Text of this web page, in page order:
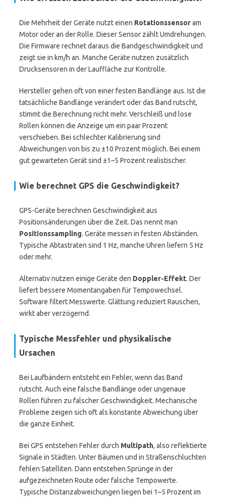
Die Mehrheit der Geräte nutzt einen Rotationssensoram
Motor oder an der Rolle. Dieser Sensor zählt Umdrehungen.
Die Firmware rechnet daraus die Bandgeschwindigkeit und
zeigt sie in km/h an. Manche Geräte nutzen zusätzlich
Drucksensoren in der Lauffläche zur Kontrolle.
Hersteller gehen oft von einer festen Bandlänge aus. Ist die
tatsächliche Bandlänge verändert oder das Band rutscht,
stimmt die Berechnung nicht mehr. Verschleiß und lose
Rollen können die Anzeige um ein paar Prozent
verschieben. Bei schlechter Kalibrierung sind
Abweichungen von bis zu ±10 Prozent möglich. Bei einem
gut gewarteten Gerät sind ±1–5 Prozent realistischer.
Wie berechnet GPS die Geschwindigkeit?
GPS-Geräte berechnen Geschwindigkeit aus
Positionsänderungen über die Zeit. Das nennt man
Positionssampling. Geräte messen in festen Abständen.
Typische Abtastraten sind 1 Hz, manche Uhren liefern 5 Hz
oder mehr.
Alternativ nutzen einige Geräte den Doppler-Effekt. Der
liefert bessere Momentangaben für Tempowechsel.
Software filtert Messwerte. Glättung reduziert Rauschen,
wirkt aber verzögernd.
Typische Messfehler und physikalische
Ursachen
Bei Laufbändern entsteht ein Fehler, wenn das Band
rutscht. Auch eine falsche Bandlänge oder ungenaue
Rollen führen zu falscher Geschwindigkeit. Mechanische
Probleme zeigen sich oft als konstante Abweichung über
die ganze Einheit.
Bei GPS entstehen Fehler durch Multipath, also reflektierte
Signale in Städten. Unter Bäumen und in Straßenschluchten
fehlen Satelliten. Dann entstehen Sprünge in der
aufgezeichneten Route oder falsche Tempowerte.
Typische Distanzabweichungen liegen bei 1–5 Prozent im